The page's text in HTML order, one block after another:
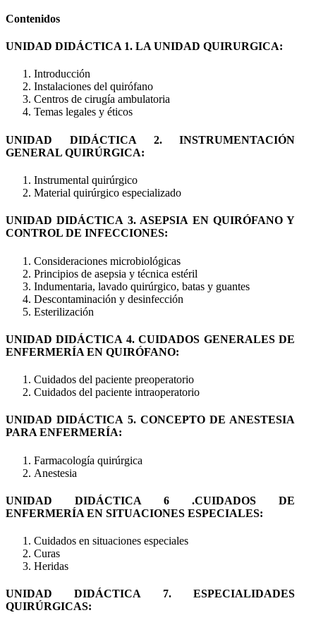
Contenidos
UNIDAD DIDÁCTICA 1. LA UNIDAD QUIRURGICA:
Introducción
Instalaciones del quirófano
Centros de cirugía ambulatoria
Temas legales y éticos
UNIDAD DIDÁCTICA 2. INSTRUMENTACIÓN
GENERAL QUIRÚRGICA:
Instrumental quirúrgico
Material quirúrgico especializado
UNIDAD DIDÁCTICA 3. ASEPSIA EN QUIRÓFANO Y
CONTROL DE INFECCIONES:
Consideraciones microbiológicas
Principios de asepsia y técnica estéril
Indumentaria, lavado quirúrgico, batas y guantes
Descontaminación y desinfección
Esterilización
UNIDAD DIDÁCTICA 4. CUIDADOS GENERALES DE
ENFERMERÍA EN QUIRÓFANO:
Cuidados del paciente preoperatorio
Cuidados del paciente intraoperatorio
UNIDAD DIDÁCTICA 5. CONCEPTO DE ANESTESIA
PARA ENFERMERÍA:
Farmacología quirúrgica
Anestesia
UNIDAD DIDÁCTICA 6 .CUIDADOS DE
ENFERMERÍA EN SITUACIONES ESPECIALES:
Cuidados en situaciones especiales
Curas
Heridas
UNIDAD DIDÁCTICA 7. ESPECIALIDADES
QUIRÚRGICAS: